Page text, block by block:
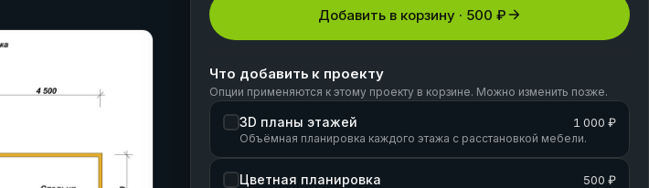
Добавить в корзину · 500 ₽
Что добавить к проекту
Опции применяются к этому проекту в корзине. Можно изменить позже.
3D планы этажей 1 000 ₽
Объёмная планировка каждого этажа с расстановкой мебели.
Цветная планировка 500 ₽